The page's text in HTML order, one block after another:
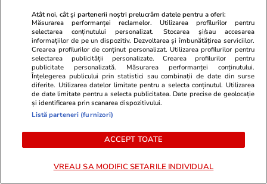
Lifestyle
Ce este agar-agar și cum se
utilizează
Știri România 23 iul.
Alexandru Rogobete dezvăluie
Atât noi, cât și partenerii noștri prelucrăm datele pentru a oferi:
Măsurarea performanței reclamelor. Utilizarea profilurilor pentru
selectarea conținutului personalizat. Stocarea și/sau accesarea
informațiilor de pe un dispozitiv. Dezvoltarea și îmbunătățirea serviciilor.
Crearea profilurilor de conținut personalizat. Utilizarea profilurilor pentru
selectarea publicității personalizate. Crearea profilurilor pentru
publicitate personalizată. Măsurarea performanței conținutului.
Înțelegerea publicului prin statistici sau combinații de date din surse
diferite. Utilizarea datelor limitate pentru a selecta conținutul. Utilizarea
de date limitate pentru a selecta publicitatea. Date precise de geolocație
și identificarea prin scanarea dispozitivului.
Listă parteneri (furnizori)
ACCEPT TOATE
VREAU SA MODIFIC SETARILE INDIVIDUAL